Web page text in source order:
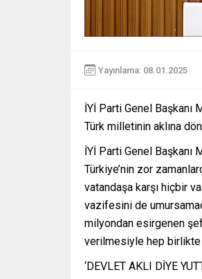
Yayınlama: 08.01.2025
İYİ Parti Genel
Türk milletinin aklına
İYİ Parti Genel Başkanı
Türkiye’nin zor
vatandaşa karşı hiçbir
vazifesini de
milyondan esirgenen
verilmesiyle hep
‘DEVLET AKLI DİYE